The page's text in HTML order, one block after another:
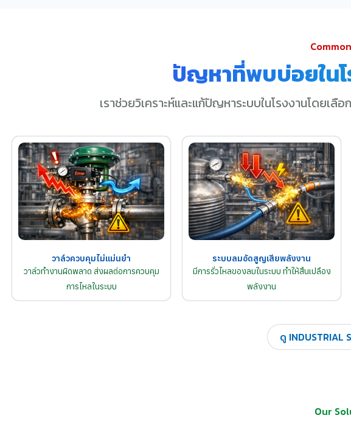
ปัญหาที่พบบ่อยใน
เราช่วยวิเคราะห์และแก้ปัญหาระบบในโรงงานโดยเลื
วาล์วควบคุมไม่แม่นยำ
วาล์วทำงานผิดพลาด ส่งผลต่อการควบคุม
การไหลในระบบ
ระบบลมอัดสูญเสียพลังงาน
มีการรั่วไหลของลมในระบบ ทำให้สิ้นเปลือง
พลังงาน
ดู INDUSTRIAL
Our